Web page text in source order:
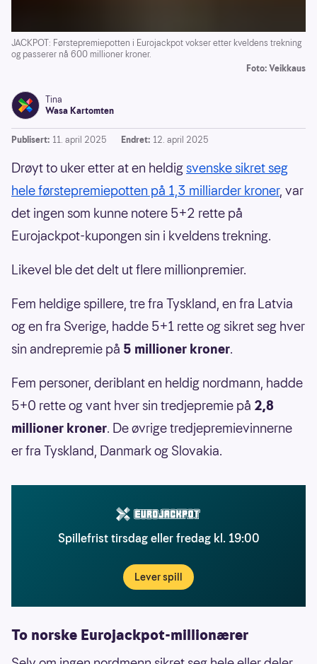
JACKPOT: Førstepremiepotten i Eurojackpot vokser etter kveldens trekning
og passerer nå 600 millioner kroner.
Foto: Veikkaus
Tina
Wasa Kartomten
Publisert: 11. april 2025 Endret: 12. april 2025
Drøyt to uker etter at en heldigsvenske sikret seg
hele førstepremiepotten på 1,3 milliarder kroner, var
det ingen som kunne notere 5+2 rette på
Eurojackpot-kupongen sin i kveldens trekning.
Likevel ble det delt ut flere millionpremier.
Fem heldige spillere, tre fra Tyskland, en fra Latvia
og en fra Sverige, hadde 5+1 rette og sikret seg hver
sin andrepremie på 5 millioner kroner.
Fem personer, deriblant en heldig nordmann, hadde
5+0 rette og vant hver sin tredjepremie på 2,8
millioner kroner. De øvrige tredjepremievinnerne
er fra Tyskland, Danmark og Slovakia.
Spillefrist tirsdag eller fredag kl. 19:00
Lever spill
To norske Eurojackpot-millionærer